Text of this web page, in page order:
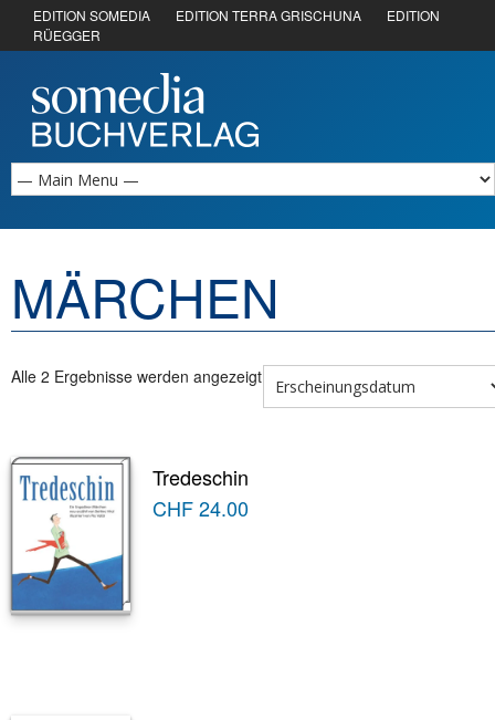
EDITION SOMEDIA EDITION TERRA GRISCHUNA
EDITION
RÜEGGER
MÄRCHEN
Alle 2 Ergebnisse werden angezeigt
Tredeschin
CHF24.00